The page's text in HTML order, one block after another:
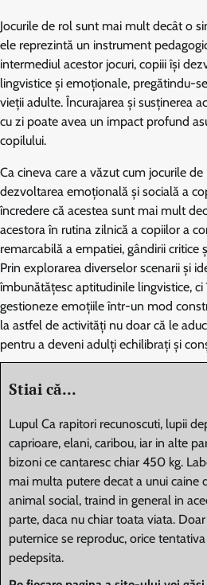
Jocurile de rol sunt mai mult decât o
ele reprezintă un instrument
intermediul acestor jocuri, copiii își
lingvistice și emoționale, pregătindu-
vieții adulte. Încurajarea și susținerea
cu zi poate avea un impact profund
copilului.
Ca cineva care a văzut cum jocurile
dezvoltarea emoțională și socială a
încredere că acestea sunt mai mult
acestora în rutina zilnică a copiilor a
remarcabilă a empatiei, gândirii critice
Prin explorarea diverselor scenarii și
îmbunătățesc aptitudinile lingvistice,
gestioneze emoțiile într-un mod
la astfel de activități nu doar că le
pentru a deveni adulți echilibrați și
Stiai că...
Lupul Ca rapitori recunoscuti, lupii
caprioare, elani, caribou, iar in alte
bizoni ce cantaresc chiar 450 kg.
mai multa putere decat a unui caine
animal social, traind in general in
parte, daca nu chiar toata viata.
puternice se reproduc, orice
pedepsita.